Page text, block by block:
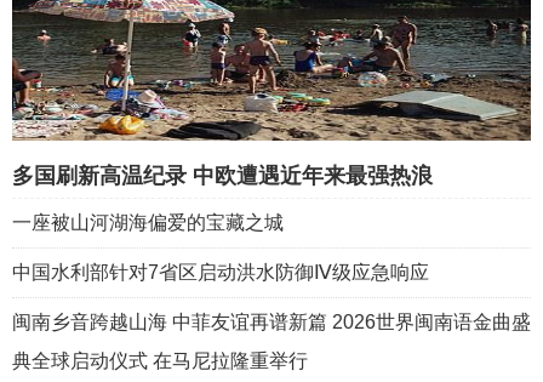
多国刷新高温纪录 中欧遭遇近年来最强热浪
一座被山河湖海偏爱的宝藏之城
中国水利部针对7省区启动洪水防御Ⅳ级应急响应
闽南乡音跨越山海 中菲友谊再谱新篇 2026世界闽南语金曲盛
典全球启动仪式 在马尼拉隆重举行